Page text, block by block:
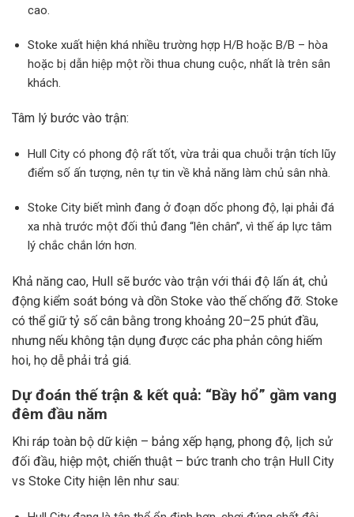
cao.
Stoke xuất hiện khá nhiều trường hợp H/B hoặc B/B – hòa
hoặc bị dẫn hiệp một rồi thua chung cuộc, nhất là trên sân
khách.
Tâm lý bước vào trận:
Hull City có phong độ rất tốt, vừa trải qua chuỗi trận tích lũy
điểm số ấn tượng, nên tự tin về khả năng làm chủ sân nhà.
Stoke City biết mình đang ở đoạn dốc phong độ, lại phải đá
xa nhà trước một đối thủ đang “lên chân”, vì thế áp lực tâm
lý chắc chắn lớn hơn.
Khả năng cao, Hull sẽ bước vào trận với thái độ lấn át, chủ
động kiểm soát bóng và dồn Stoke vào thế chống đỡ. Stoke
có thể giữ tỷ số cân bằng trong khoảng 20–25 phút đầu,
nhưng nếu không tận dụng được các pha phản công hiếm
hoi, họ dễ phải trả giá.
Dự đoán thế trận & kết quả: “Bầy hổ” gầm vang
đêm đầu năm
Khi ráp toàn bộ dữ kiện – bảng xếp hạng, phong độ, lịch sử
đối đầu, hiệp một, chiến thuật – bức tranh cho trận Hull City
vs Stoke City hiện lên như sau: